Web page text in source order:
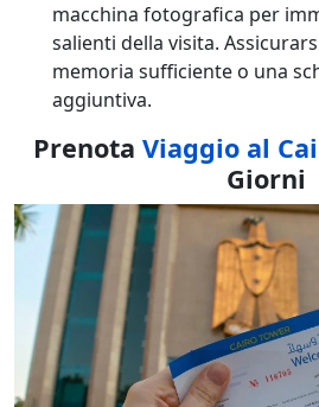
macchina fotografica per
salienti della visita.
memoria sufficiente o una
aggiuntiva.
Prenota Viaggio al
Giorni